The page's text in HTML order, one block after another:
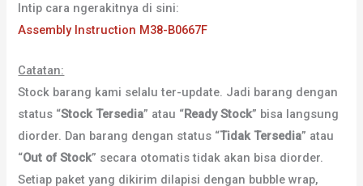
Intip cara ngerakitnya di sini:
Assembly Instruction M38-B0667F
Catatan:
Stock barang kami selalu ter-update. Jadi barang dengan
status “Stock Tersedia” atau “Ready Stock” bisa langsung
diorder. Dan barang dengan status “Tidak Tersedia” atau
“Out of Stock” secara otomatis tidak akan bisa diorder.
Setiap paket yang dikirim dilapisi dengan bubble wrap,